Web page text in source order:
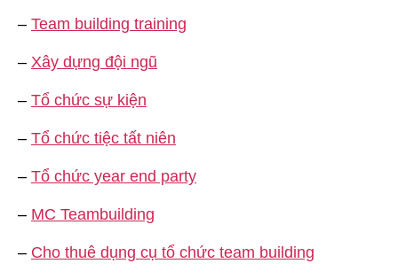
– Team building training
– Xây dựng đội ngũ
– Tổ chức sự kiện
– Tổ chức tiệc tất niên
– Tổ chức year end party
– MC Teambuilding
– Cho thuê dụng cụ tổ chức team building